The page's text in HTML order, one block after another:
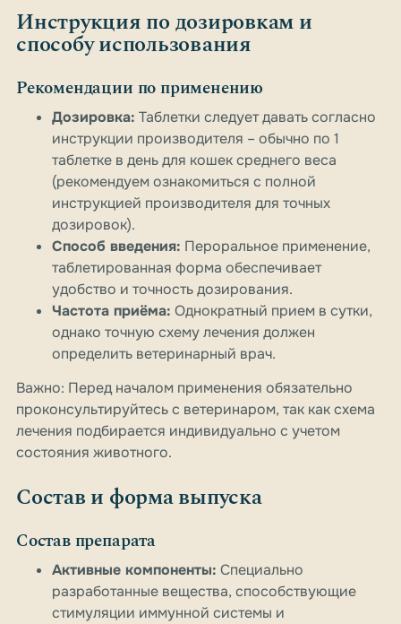
Инструкция по дозировкам и
способу использования
Рекомендации по применению
Дозировка: Таблетки следует давать согласно
инструкции производителя – обычно по 1
таблетке в день для кошек среднего веса
(рекомендуем ознакомиться с полной
инструкцией производителя для точных
дозировок).
Способ введения: Пероральное применение,
таблетированная форма обеспечивает
удобство и точность дозирования.
Частота приёма: Однократный прием в сутки,
однако точную схему лечения должен
определить ветеринарный врач.
Важно: Перед началом применения обязательно
проконсультируйтесь с ветеринаром, так как схема
лечения подбирается индивидуально с учетом
состояния животного.
Состав и форма выпуска
Состав препарата
Активные компоненты: Специально
разработанные вещества, способствующие
стимуляции иммунной системы и